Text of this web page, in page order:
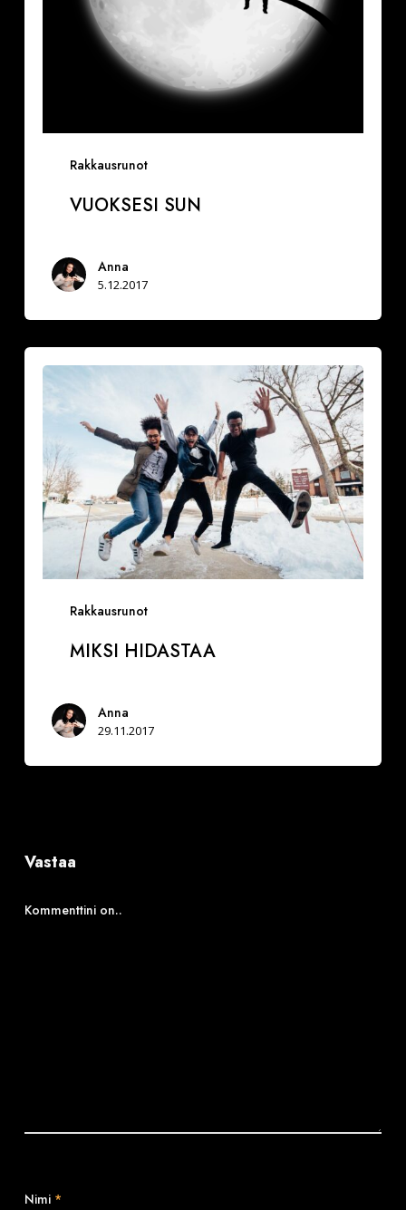
Rakkausrunot
VUOKSESI SUN
Anna
5.12.2017
Rakkausrunot
hidastaa
MIKSI HIDASTAA
Anna
29.11.2017
Vastaa
Kommenttini on..
Nimi *